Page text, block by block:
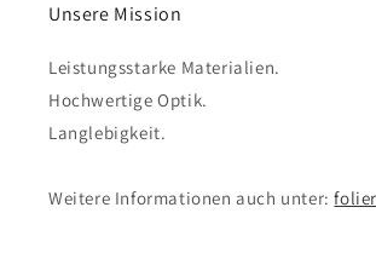
Unsere Mission
Leistungsstarke Materialien.
Hochwertige Optik.
Langlebigkeit.
Weitere Informationen auch unter: